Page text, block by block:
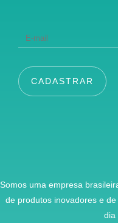
CADASTRAR
Somos uma empresa
de produtos inovadores e
dia